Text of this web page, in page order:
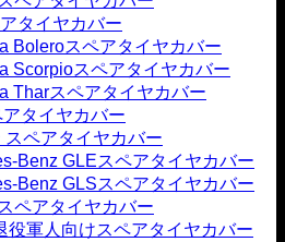
タイヤカバー
Boleroスペアタイヤカバー
Scorpioスペアタイヤカバー
Tharスペアタイヤカバー
タイヤカバー
スペアタイヤカバー
Benz GLEスペアタイヤカバー
Benz GLSスペアタイヤカバー
ペアタイヤカバー
役軍人向けスペアタイヤカバー